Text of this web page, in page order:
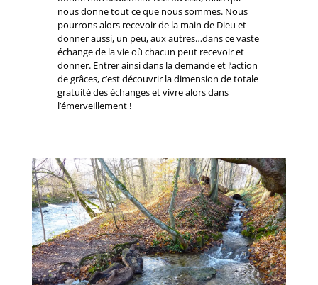
nous donne tout ce que nous sommes. Nous
pourrons alors recevoir de la main de Dieu et
donner aussi, un peu, aux autres…dans ce vaste
échange de la vie où chacun peut recevoir et
donner. Entrer ainsi dans la demande et l’action
de grâces, c’est découvrir la dimension de totale
gratuité des échanges et vivre alors dans
l’émerveillement !